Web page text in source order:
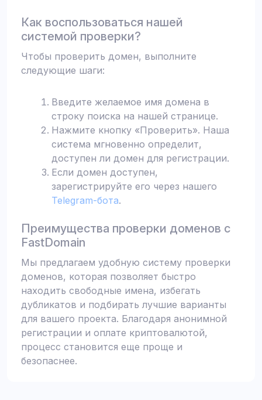
Как воспользоваться нашей
системой проверки?
Чтобы проверить домен, выполните
следующие шаги:
Введите желаемое имя домена в
строку поиска на нашей странице.
Нажмите кнопку «Проверить». Наша
система мгновенно определит,
доступен ли домен для регистрации.
Если домен доступен,
зарегистрируйте его через нашего
Telegram-бота.
Преимущества проверки доменов с
FastDomain
Мы предлагаем удобную систему проверки
доменов, которая позволяет быстро
находить свободные имена, избегать
дубликатов и подбирать лучшие варианты
для вашего проекта. Благодаря анонимной
регистрации и оплате криптовалютой,
процесс становится еще проще и
безопаснее.